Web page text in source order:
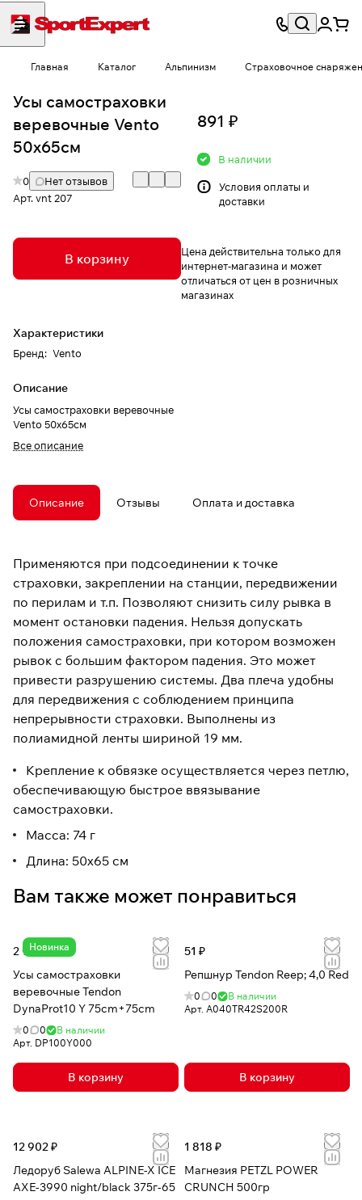
Главная Каталог Альпинизм Страховочное
Усы самостраховки
веревочные Vento
50х65см
0
Нет отзывов
Арт.vnt 207
В корзину
Характеристики
Бренд: Vento
Описание
Усы самостраховки веревочные
Vento 50х65см
Все описание
891 ₽
В наличии
Условия оплаты и
доставки
Цена действительна только для
интернет-магазина и может
отличаться от цен в розничных
магазинах
Описание Отзывы Оплата и доставка
Применяются при подсоединении к точке
страховки, закреплении на станции, передвижении
по перилам и т.п. Позволяют снизить силу рывка в
момент остановки падения. Нельзя допускать
положения самостраховки, при котором возможен
рывок с большим фактором падения. Это может
привести разрушению системы. Два плеча удобны
для передвижения с соблюдением принципа
непрерывности страховки. Выполнены из
полиамидной ленты шириной 19 мм.
Крепление к обвязке осуществляется через петлю,
обеспечивающую быстрое ввязывание
самостраховки.
Масса: 74 г
Длина: 50x65 см
Вам также может понравиться
Новинка
2 902 ₽
Усы самостраховки
веревочные Tendon
DynaProt10 Y 75cm+75cm
0 0
В наличии
Арт. DP100Y000
В корзину
51 ₽
Репшнур Tendon Reep; 4,0 Red
0 0
В наличии
Арт. A040TR42S200R
В корзину
12 902 ₽
Ледоруб Salewa ALPINE-X ICE
AXE-3990 night/black 375г-65
1 818 ₽
Магнезия PETZL POWER
CRUNCH 500гр